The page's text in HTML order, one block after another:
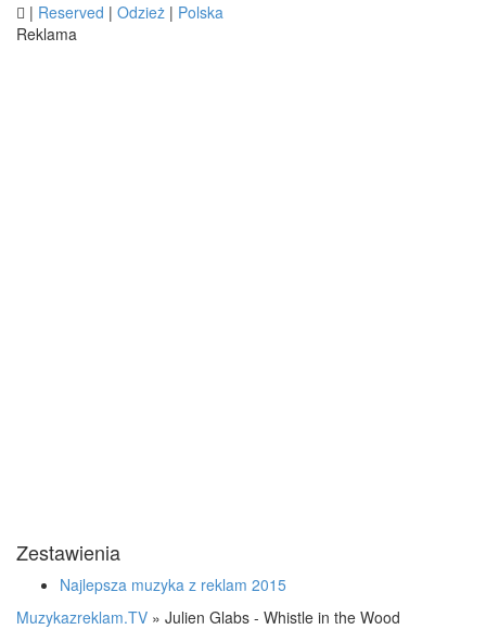
 | Reserved | Odzież | Polska
Reklama
Zestawienia
Najlepsza muzyka z reklam 2015
Muzykazreklam.TV » Julien Glabs - Whistle in the Wood